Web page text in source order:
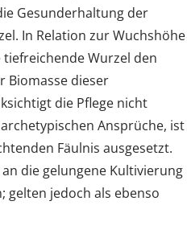
Gesunderhaltung der
In Relation zur Wuchshöhe
Wurzel den
Biomasse dieser
die Pflege nicht
Ansprüche, ist
Fäulnis ausgesetzt.
die gelungene Kultivierung
gelten jedoch als ebenso